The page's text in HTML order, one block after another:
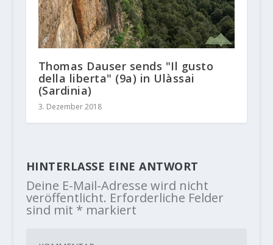
Thomas Dauser sends "Il gusto
della liberta" (9a) in Ulàssai
(Sardinia)
3. Dezember 2018
HINTERLASSE EINE ANTWORT
Deine E-Mail-Adresse wird nicht
veröffentlicht. Erforderliche Felder
sind mit * markiert